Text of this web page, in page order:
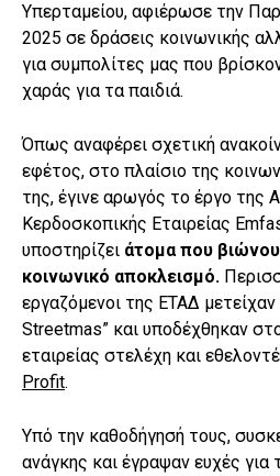
Υπερταμείου, αφιέρωσε την
2025 σε δράσεις κοινωνικής
για συμπολίτες μας που
χαράς για τα παιδιά.
Όπως αναφέρει σχετική
εφέτος, στο πλαίσιο της
της, έγινε αρωγός το έργο της
Κερδοσκοπικής Εταιρείας
υποστηρίζει άτομα που
κοινωνικό αποκλεισμό.
εργαζόμενοι της ΕΤΑΔ
Streetmas” και υποδέχθηκαν
εταιρείας στελέχη και
Profit.
Υπό την καθοδήγησή τους,
ανάγκης και έγραψαν ευχές